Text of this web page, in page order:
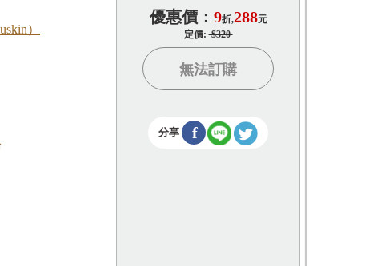
）
優惠價： 9折,288元
定價:$320
無法訂購
分享 f